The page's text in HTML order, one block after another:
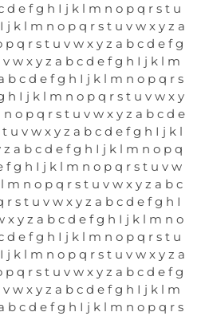
d e f g h I j k l m n o p q r s t u
j k l m n o p q r s t u v w x y z a
q r s t u v w x y z a b c d e f g
w x y z a b c d e f g h I j k l m
b c d e f g h I j k l m n o p q r s
h I j k l m n o p q r s t u v w x y
o p q r s t u v w x y z a b c d e
u v w x y z a b c d e f g h I j k l
a b c d e f g h I j k l m n o p q
f g h I j k l m n o p q r s t u v w
m n o p q r s t u v w x y z a b c
s t u v w x y z a b c d e f g h I
x y z a b c d e f g h I j k l m n o
d e f g h I j k l m n o p q r s t u
j k l m n o p q r s t u v w x y z a
q r s t u v w x y z a b c d e f g
w x y z a b c d e f g h I j k l m
b c d e f g h I j k l m n o p q r s